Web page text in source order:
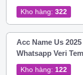
Kho hàng: 322
Acc Name Us
Whatsapp Veri
Kho hàng: 122